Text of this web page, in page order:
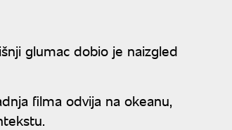
glumac dobio je naizgled
filma odvija na okeanu,